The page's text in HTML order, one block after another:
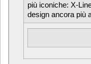
più iconiche: X-
design ancora più